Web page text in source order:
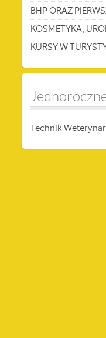
BHP ORAZ
KOSMETYKA,
KURSY W
Technik